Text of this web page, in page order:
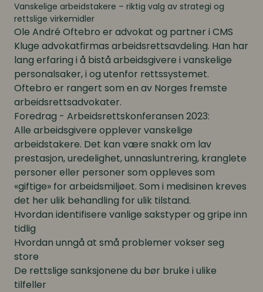
Vanskelige arbeidstakere – riktig valg av strategi og
rettslige virkemidler
Ole André Oftebro er advokat og partner i CMS
Kluge advokatfirmas arbeidsrettsavdeling. Han har
lang erfaring i å bistå arbeidsgivere i vanskelige
personalsaker, i og utenfor rettssystemet.
Oftebro er rangert som en av Norges fremste
arbeidsrettsadvokater.
Foredrag - Arbeidsrettskonferansen 2023:
Alle arbeidsgivere opplever vanskelige
arbeidstakere. Det kan være snakk om lav
prestasjon, uredelighet, unnasluntrering, kranglete
personer eller personer som oppleves som
«giftige» for arbeidsmiljøet. Som i medisinen kreves
det her ulik behandling for ulik tilstand.
Hvordan identifisere vanlige sakstyper og gripe inn
tidlig
Hvordan unngå at små problemer vokser seg
store
De rettslige sanksjonene du bør bruke i ulike
tilfeller